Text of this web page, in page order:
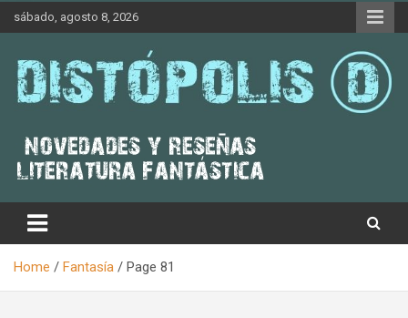
sábado, agosto 8, 2026
Distópolis
Home Fantasía Page 81